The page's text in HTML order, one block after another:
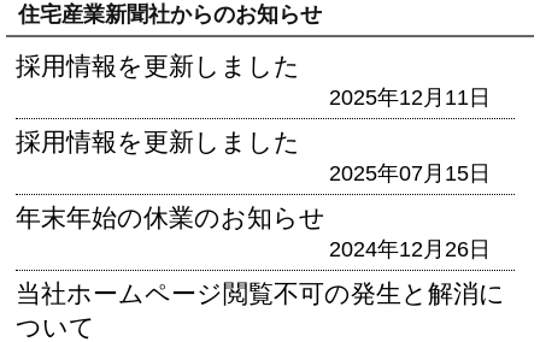
住宅産業新聞社からのお知らせ
採用情報を更新しました
2025年12月11日
採用情報を更新しました
2025年07月15日
年末年始の休業のお知らせ
2024年12月26日
当社ホームページ閲覧不可の発生と解消に
ついて